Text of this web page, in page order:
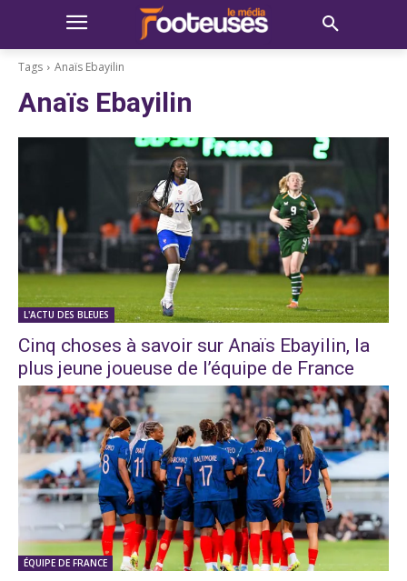
Tags Anaïs Ebayilin
Anaïs Ebayilin
L'ACTU DES BLEUES
Cinq choses à savoir sur Anaïs Ebayilin, la
plus jeune joueuse de l’équipe de France
ÉQUIPE DE FRANCE